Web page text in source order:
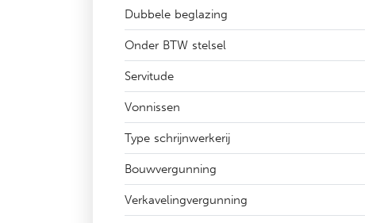
Dubbele beglazing
Onder BTW stelsel
Servitude
Vonnissen
Type schrijnwerkerij
Bouwvergunning
Verkavelingvergunning